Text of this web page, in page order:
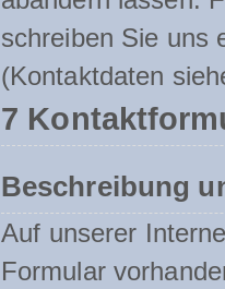
schreiben Sie uns
(Kontaktdaten
7
Beschreibung
Auf unserer
Formular